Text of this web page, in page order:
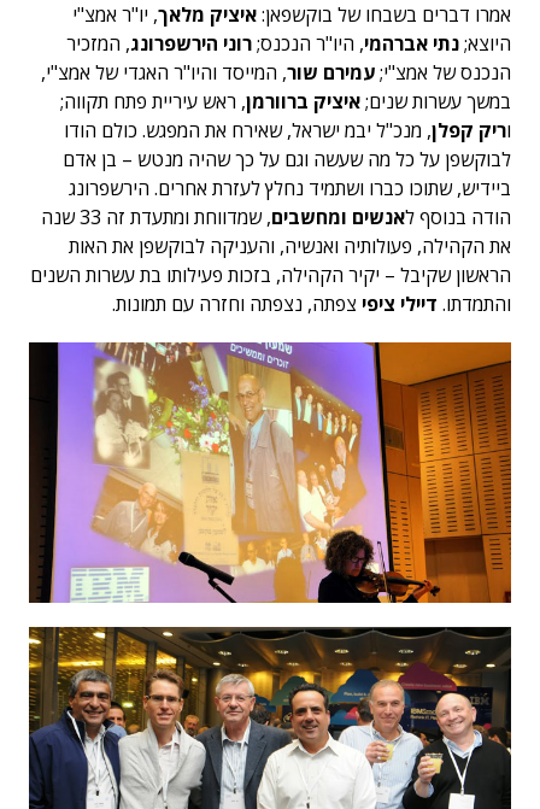
אמרו דברים בשבחו של בוקשפאן:איציק מלאך, יו"ר אמצ"י
היוצא;נתי אברהמי, היו"ר הנכנס;רוני הירשפרונג, המזכיר
הנכנס של אמצ"י;עמירם שור, המייסד והיו"ר האגדי של אמצ"י,
במשך עשרות שנים;איציק ברוורמן, ראש עיריית פתח תקווה;
וריק קפלן, מנכ"ל יבמ ישראל, שאירח את המפגש. כולם הודו
לבוקשפן על כל מה שעשה וגם על כך שהיה מנטש – בן אדם
ביידיש, שתוכו כברו ושתמיד נחלץ לעזרת אחרים. הירשפרונג
הודה בנוסף לאנשים ומחשבים
, שמדווחת ומתעדת זה 33 שנה
את הקהילה, פעולותיה ואנשיה, והעניקה לבוקשפן את האות
הראשון שקיבל – יקיר הקהילה, בזכות פעילותו בת עשרות השנים
והתמדתו. דיילי ציפי צפתה, נצפתה וחזרה עם תמונות.